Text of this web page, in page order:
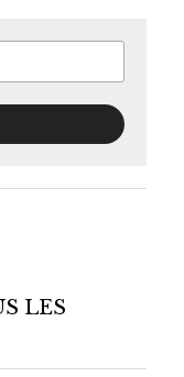
LES